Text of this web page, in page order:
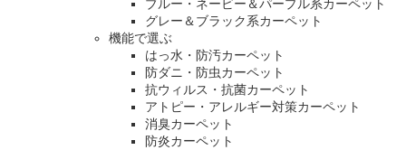
ブルー・ネービー＆パープル系カーペット
グレー＆ブラック系カーペット
機能で選ぶ
はっ水・防汚カーペット
防ダニ・防虫カーペット
抗ウィルス・抗菌カーペット
アトピー・アレルギー対策カーペット
消臭カーペット
防炎カーペット